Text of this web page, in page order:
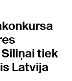
tiek
Latvija